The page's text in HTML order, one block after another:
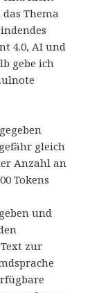
Thema
4.0, AI und
gebe ich
gleich
Anzahl an
Tokens
und
zur